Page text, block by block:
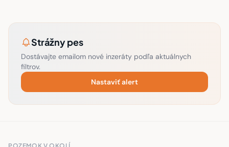
Strážny pes
Dostávajte emailom nové inzeráty podľa aktuálnych
filtrov.
Nastaviť alert